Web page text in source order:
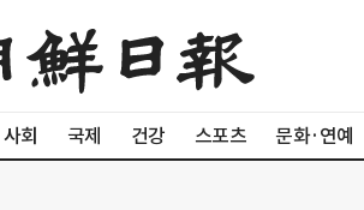
사회 국제 건강 스포츠 문화·연예